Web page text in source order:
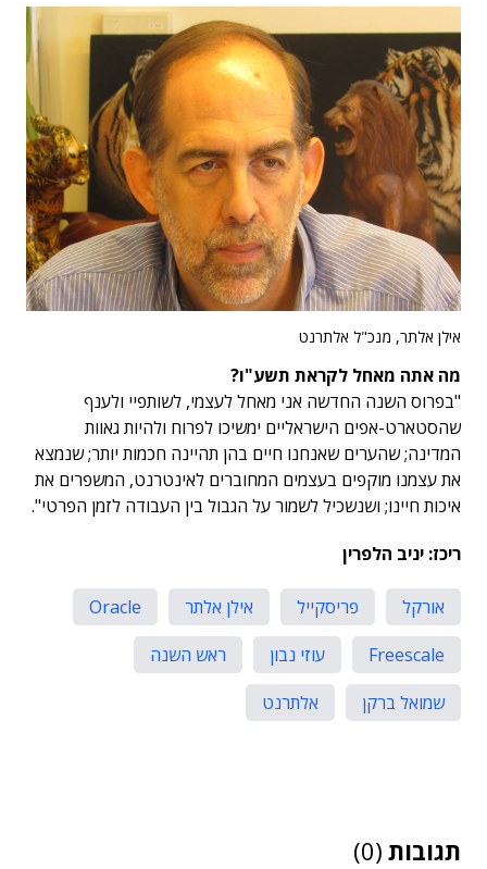
אילן אלתר, מנכ"ל אלתרנט
מה אתה מאחל לקראת תשע"ו?
"בפרוס השנה החדשה אני מאחל לעצמי, לשותפיי ולענף
שהסטארט-אפים הישראליים ימשיכו לפרוח ולהיות גאוות
המדינה; שהערים שאנחנו חיים בהן תהיינה חכמות יותר; שנמצא
את עצמנו מוקפים בעצמים המחוברים לאינטרנט, המשפרים את
איכות חיינו; ושנשכיל לשמור על הגבול בין העבודה לזמן הפרטי".
ריכז: יניב הלפרין
אורקל פריסקייל אילן אלתר
Oracle
Freescale
עוזי נבון
ראש השנה
שמואל ברקן
אלתרנט
תגובות (0)